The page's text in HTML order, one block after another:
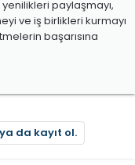
paylaşmayı,
ve iş birlikleri kurmayı
başarısına
da kayıt ol.